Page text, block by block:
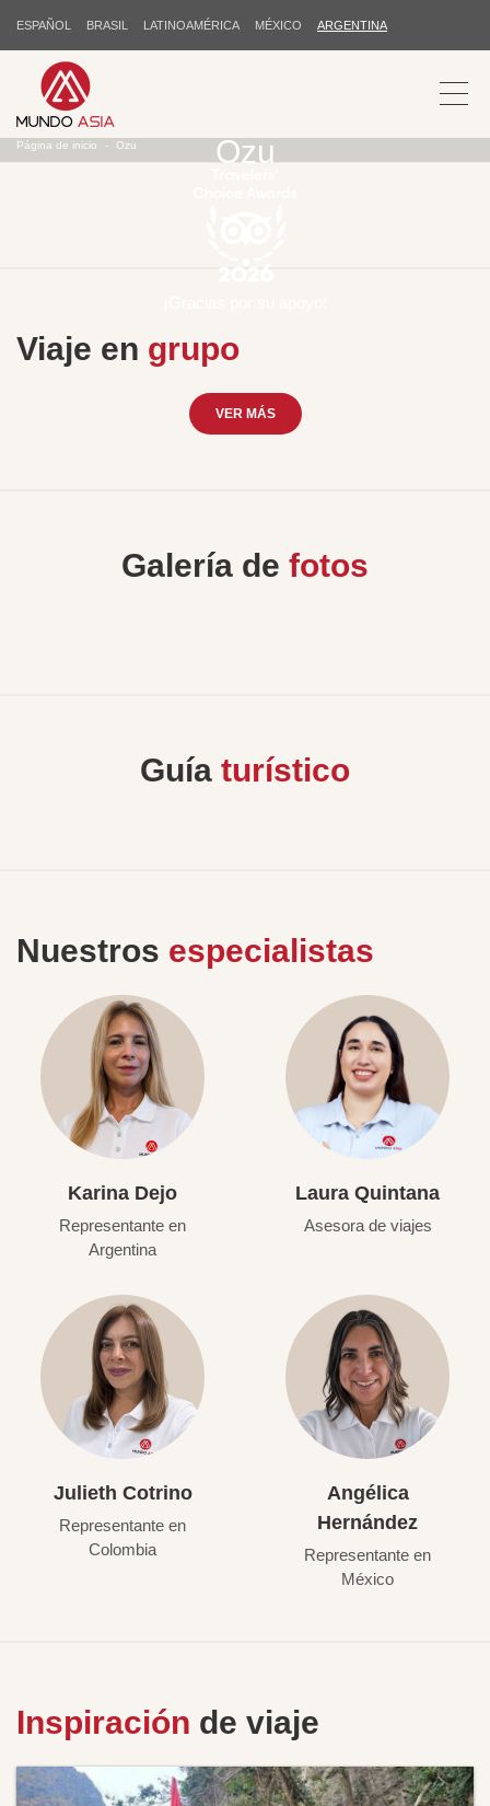
ESPAÑOL BRASIL LATINOAMÉRICA MÉXICO ARGENTINA
Ozu
Página de inicio Ozu
Viaje en grupo
VER MÁS
Galería de fotos
Guía turístico
Nuestros especialistas
Karina Dejo
Representante en
Argentina
Laura Quintana
Asesora de viajes
Julieth Cotrino
Representante en
Colombia
Angélica
Hernández
Representante en
México
Inspiración de viaje